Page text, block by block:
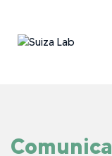
content